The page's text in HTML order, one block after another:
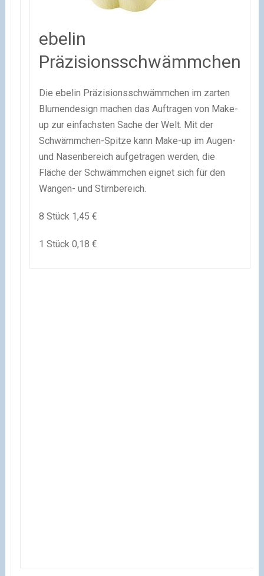
ebelin
Präzisionsschwämmchen
Die ebelin Präzisionsschwämmchen im zarten
Blumendesign machen das Auftragen von Make-
up zur einfachsten Sache der Welt. Mit der
Schwämmchen-Spitze kann Make-up im Augen-
und Nasenbereich aufgetragen werden, die
Fläche der Schwämmchen eignet sich für den
Wangen- und Stirnbereich.
8 Stück 1,45 €
1 Stück 0,18 €